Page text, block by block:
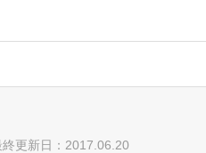
更新日：2017.06.20